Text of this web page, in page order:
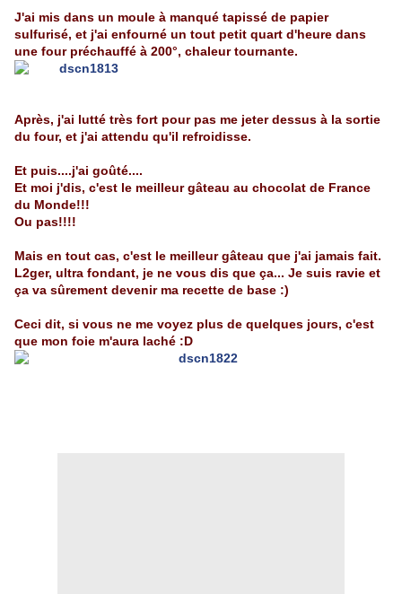
J'ai mis dans un moule à manqué tapissé de papier
sulfurisé, et j'ai enfourné un tout petit quart d'heure dans
une four préchauffé à 200°, chaleur tournante.
Après, j'ai lutté très fort pour pas me jeter dessus à la sortie
du four, et j'ai attendu qu'il refroidisse.
Et puis....j'ai goûté....
Et moi j'dis, c'est le meilleur gâteau au chocolat de France
du Monde!!!
Ou pas!!!!
Mais en tout cas, c'est le meilleur gâteau que j'ai jamais fait.
L2ger, ultra fondant, je ne vous dis que ça... Je suis ravie et
ça va sûrement devenir ma recette de base :)
Ceci dit, si vous ne me voyez plus de quelques jours, c'est
que mon foie m'aura laché :D